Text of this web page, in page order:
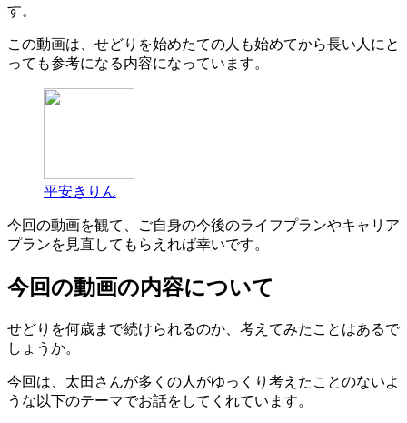
す。
この動画は、せどりを始めたての人も始めてから長い人にと
っても参考になる内容になっています。
平安きりん
今回の動画を観て、ご自身の今後のライフプランやキャリア
プランを見直してもらえれば幸いです。
今回の動画の内容について
せどりを何歳まで続けられるのか、考えてみたことはあるで
しょうか。
今回は、太田さんが多くの人がゆっくり考えたことのないよ
うな以下のテーマでお話をしてくれています。